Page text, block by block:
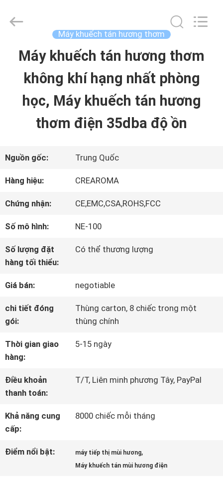
TRANG
CHỦ
PHẨM
VIDEO
HƯỚNG
DẪN
VR
VỀ
CHÚNG
TÔI
THAM
QUAN
NHÀ
China
Máy khuếch tán hương thơm
Máy khuếch tán hương thơm
không khí hạng nhất phòng
học, Máy khuếch tán hương
thơm điện 35dba độ ồn
Nguồn gốc: Trung Quốc
Hàng hiệu: CREAROMA
Chứng nhận: CE,EMC,CSA,ROHS,FCC
Số mô hình: NE-100
Số lượng đặt
hàng tối thiểu:
Có thể thương lượng
Giá bán: negotiable
chi tiết đóng
gói:
Thùng carton, 8 chiếc trong một
thùng chính
Thời gian giao
hàng:
5-15 ngày
Điều khoản
thanh toán:
T/T, Liên minh phương Tây, PayPal
Khả năng cung
cấp:
8000 chiếc mỗi tháng
Điểm nổi bật: máy tiếp thị mùi hương,
Máy khuếch tán mùi hương điện